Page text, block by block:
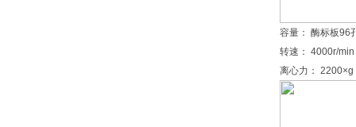
容量： 酶标板96
转速： 4000r/min
离心力： 2200×g